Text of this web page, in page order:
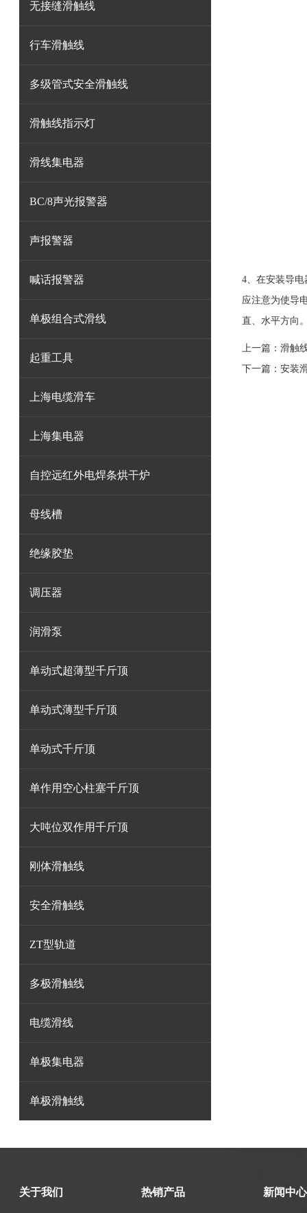
无接缝滑触线
行车滑触线
多级管式安全滑触线
滑触线指示灯
滑线集电器
BC/8声光报警器
声报警器
喊话报警器
单极组合式滑线
起重工具
上海电缆滑车
上海集电器
自控远红外电焊条烘干炉
母线槽
绝缘胶垫
调压器
润滑泵
单动式超薄型千斤顶
单动式薄型千斤顶
单动式千斤顶
单作用空心柱塞千斤顶
大吨位双作用千斤顶
刚体滑触线
安全滑触线
ZT型轨道
多极滑触线
电缆滑线
单极集电器
单极滑触线
4、在安装导
应注意为使导
直、水平方向
上一篇： 滑触
下一篇： 安装
关于我们 热销产品 新闻中心